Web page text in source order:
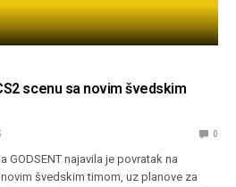
scenu sa novim švedskim
0
najavila je povratak na
švedskim timom, uz planove za